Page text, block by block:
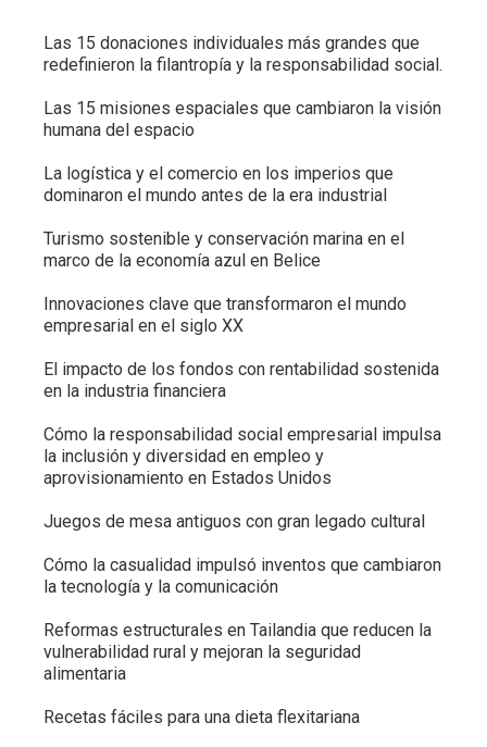
Las 15 donaciones individuales más grandes que
redefinieron la filantropía y la responsabilidad social.
Las 15 misiones espaciales que cambiaron la visión
humana del espacio
La logística y el comercio en los imperios que
dominaron el mundo antes de la era industrial
Turismo sostenible y conservación marina en el
marco de la economía azul en Belice
Innovaciones clave que transformaron el mundo
empresarial en el siglo XX
El impacto de los fondos con rentabilidad sostenida
en la industria financiera
Cómo la responsabilidad social empresarial impulsa
la inclusión y diversidad en empleo y
aprovisionamiento en Estados Unidos
Juegos de mesa antiguos con gran legado cultural
Cómo la casualidad impulsó inventos que cambiaron
la tecnología y la comunicación
Reformas estructurales en Tailandia que reducen la
vulnerabilidad rural y mejoran la seguridad
alimentaria
Recetas fáciles para una dieta flexitariana